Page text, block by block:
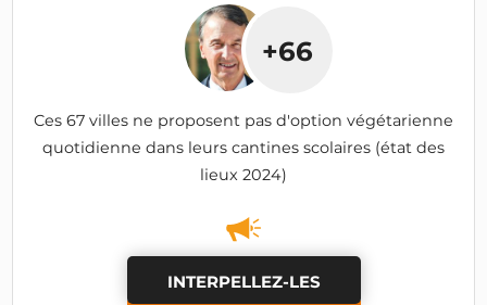
+66
Ces 67 villes ne proposent pas d'option végétarienne
quotidienne dans leurs cantines scolaires (état des
lieux 2024)
INTERPELLEZ-LES